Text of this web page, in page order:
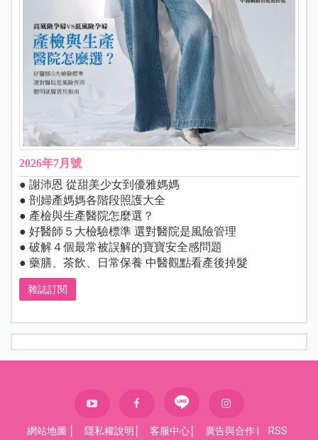
2026年7月號
● 謝沛恩 從甜美少女到優雅媽媽
● 剖婦產媽媽各階段照護大全
● 產檢與生產醫院怎麼選？
● 好醫師５大檢驗標準 選對醫院是風險管理
● 破解４個最常被誤解的寶寶安全感問題
● 藥膳、茶飲、日常保養 中醫觀點看產後掉髮
雜誌訂閱
網站地圖 隱私權說明 客服中心 廣告與合作 RSS